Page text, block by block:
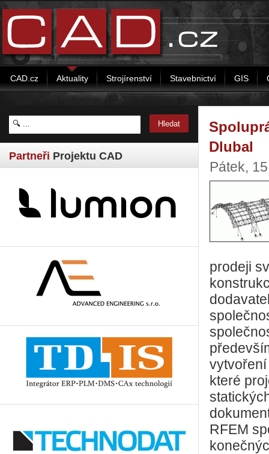
CAD.cz Aktuality Strojírenství Stavebnictví GIS
Partneři Projektu CAD
Dlubal
Pátek,
prodeji
které
RFEM